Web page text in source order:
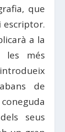
que
a la
les més
de
seus